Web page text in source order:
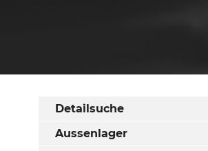
Detailsuche
Aussenlager